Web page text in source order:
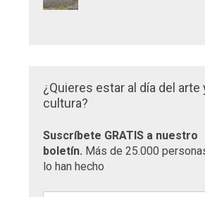
¿Quieres estar al día del arte
cultura?
Suscríbete GRATIS a nuestro
boletín. Más de 25.000
lo han hecho